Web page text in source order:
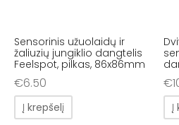
Sensorinis užuolaidų ir
žaliuzių jungiklio dangtelis
Feelspot, pilkas, 86x86mm
€6.50
Į krepšelį
€
Į